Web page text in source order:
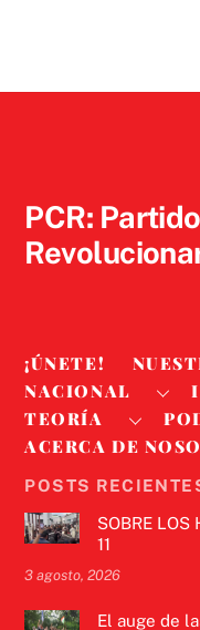
PCR:
¡ÚNETE!
NACIONAL
TEORÍA
ACERCA DE
POSTS
SOBRE LOS
11
3 agosto, 2026
El auge de